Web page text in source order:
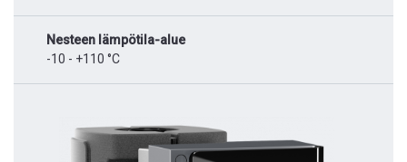
Nesteen lämpötila-alue
-10 - +110 °C